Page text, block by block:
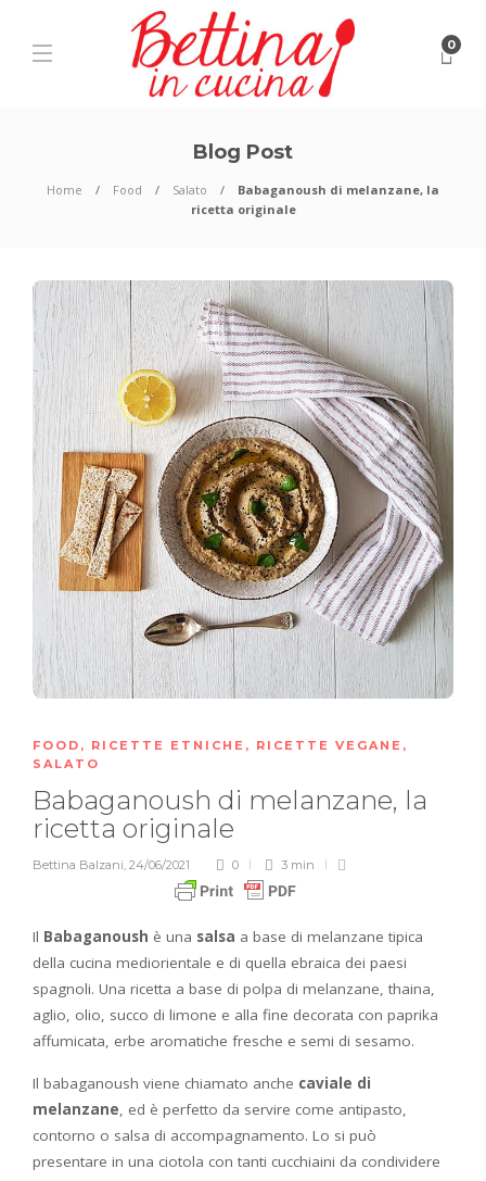
0
Blog Post
Home Food Salato
Babaganoush di melanzane, la
ricetta originale
FOOD , RICETTE ETNICHE , RICETTE VEGANE ,
SALATO
Babaganoush di melanzane, la
ricetta originale
Bettina Balzani, 24/06/2021 0 3 min
Il Babaganoush è una salsa a base di melanzane tipica
della cucina mediorientale e di quella ebraica dei paesi
spagnoli. Una ricetta a base di polpa di melanzane, thaina,
aglio, olio, succo di limone e alla fine decorata con paprika
affumicata, erbe aromatiche fresche e semi di sesamo.
Il babaganoush viene chiamato anche caviale di
melanzane, ed è perfetto da servire come antipasto,
contorno o salsa di accompagnamento. Lo si può
presentare in una ciotola con tanti cucchiaini da condividere